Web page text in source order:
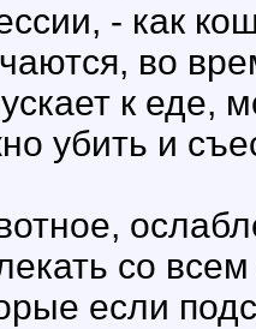
- как
во
к еде,
убить и
со
если